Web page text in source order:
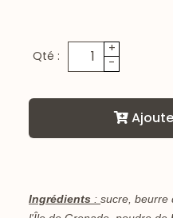
Qté :
+
-
Ingrédients : sucre, beurre